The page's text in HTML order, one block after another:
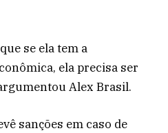
se ela tem a
ela precisa ser
Alex Brasil.
sanções em caso de